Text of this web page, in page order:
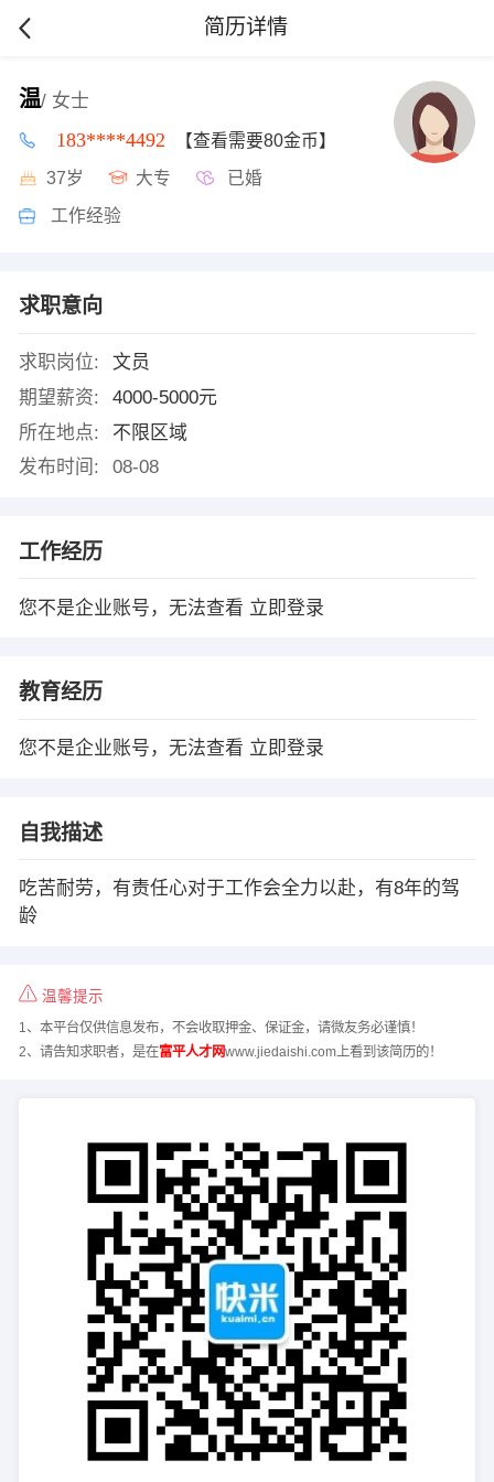
简历详情
温/ 女士
183****4492 【查看需要80金币】
37岁 大专 已婚
工作经验
求职意向
求职岗位:
文员
期望薪资:
4000-5000元
所在地点:
不限区域
发布时间:
08-08
工作经历
您不是企业账号，无法查看 立即登录
教育经历
您不是企业账号，无法查看 立即登录
自我描述
吃苦耐劳，有责任心对于工作会全力以赴，有8年的驾
龄
温馨提示
1、本平台仅供信息发布，不会收取押金、保证金，请微友务必谨慎！
2、请告知求职者，是在富平人才网www.jiedaishi.com上看到该简历的！